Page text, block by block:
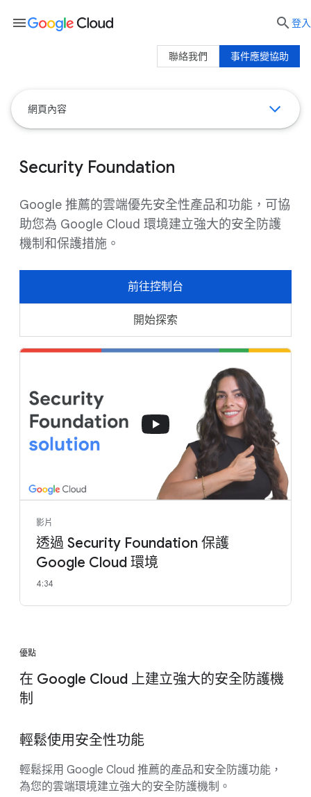
網頁內容
Security Foundation
Google 推薦的雲端優先安全性產品和功能，可協
助您為 Google Cloud 環境建立強大的安全防護
機制和保護措施。
前往控制台
開始探索
影片
透過 Security Foundation 保護
Google Cloud 環境
4:34
優點
在 Google Cloud 上建立強大的安全防護機
制
輕鬆使用安全性功能
輕鬆採用 Google Cloud 推薦的產品和安全防護功能，
為您的雲端環境建立強大的安全防護機制。
menu  登入
事件應變協助
聯絡我們